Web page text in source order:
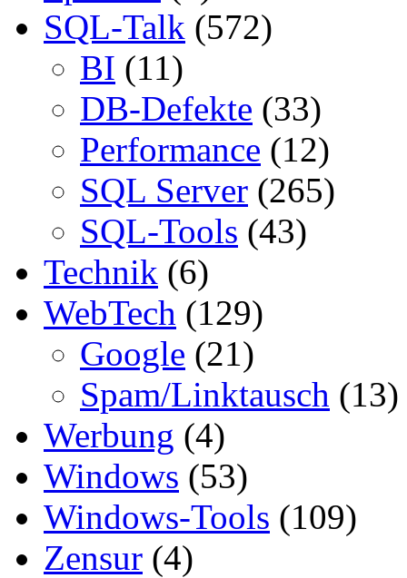
SQL-Talk (572)
BI (11)
DB-Defekte (33)
Performance (12)
SQL Server (265)
SQL-Tools (43)
Technik (6)
WebTech (129)
Google (21)
Spam/Linktausch (13)
Werbung (4)
Windows (53)
Windows-Tools (109)
Zensur (4)